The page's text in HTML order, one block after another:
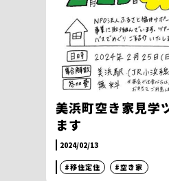
美浜町空き家見学
ます
2024/02/13
#移住定住 #空き家